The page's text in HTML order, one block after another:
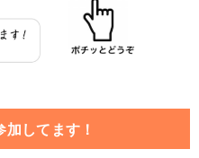
してます！